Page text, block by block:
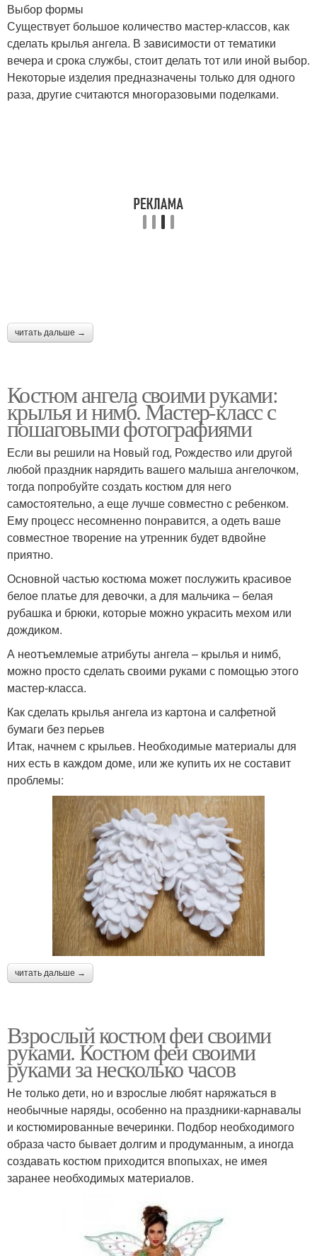
Выбор формы
Существует большое количество мастер-классов, как
сделать крылья ангела. В зависимости от тематики
вечера и срока службы, стоит делать тот или иной выбор.
Некоторые изделия предназначены только для одного
раза, другие считаются многоразовыми поделками.
читать дальше →
Костюм ангела своими руками:
крылья и нимб. Мастер-класс с
пошаговыми фотографиями
Если вы решили на Новый год, Рождество или другой
любой праздник нарядить вашего малыша ангелочком,
тогда попробуйте создать костюм для него
самостоятельно, а еще лучше совместно с ребенком.
Ему процесс несомненно понравится, а одеть ваше
совместное творение на утренник будет вдвойне
приятно.
Основной частью костюма может послужить красивое
белое платье для девочки, а для мальчика – белая
рубашка и брюки, которые можно украсить мехом или
дождиком.
А неотъемлемые атрибуты ангела – крылья и нимб,
можно просто сделать своими руками с помощью этого
мастер-класса.
Как сделать крылья ангела из картона и салфетной
бумаги без перьев
Итак, начнем с крыльев. Необходимые материалы для
них есть в каждом доме, или же купить их не составит
проблемы:
читать дальше →
Взрослый костюм феи своими
руками. Костюм феи своими
руками за несколько часов
Не только дети, но и взрослые любят наряжаться в
необычные наряды, особенно на праздники-карнавалы
и костюмированные вечеринки. Подбор необходимого
образа часто бывает долгим и продуманным, а иногда
создавать костюм приходится впопыхах, не имея
заранее необходимых материалов.